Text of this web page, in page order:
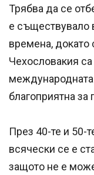
Трябва да се
е съществувало
времена, докато
Чехословакия
международната
благоприятна
През 40-те и 50-
всячески се е
защото не е